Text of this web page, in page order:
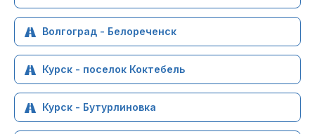
Волгоград - Белореченск
Курск - поселок Коктебель
Курск - Бутурлиновка